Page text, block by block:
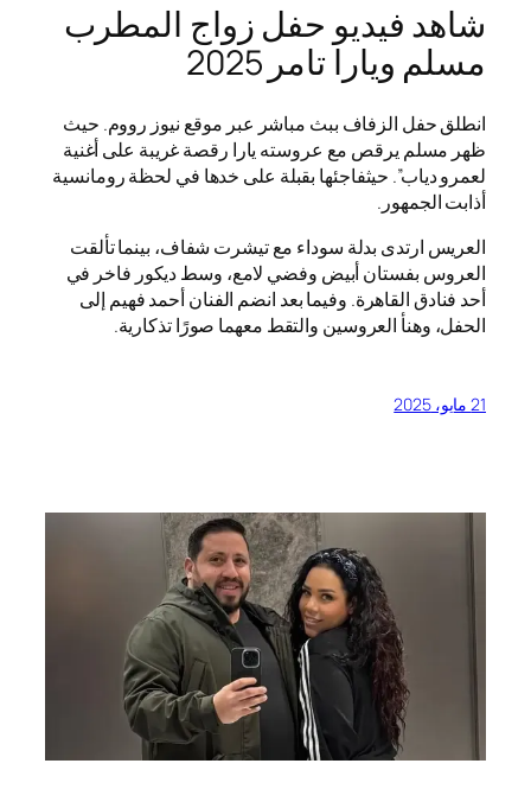
شاهد فيديو حفل زواج المطرب
مسلم ويارا تامر 2025
انطلق حفل الزفاف ببث مباشر عبر موقع نيوز رووم. حيث
ظهر مسلم يرقص مع عروسته يارا رقصة غريبة على أغنية
لعمرو دياب”. حيثفاجئها بقبلة على خدها في لحظة رومانسية
أذابت الجمهور.
العريس ارتدى بدلة سوداء مع تيشرت شفاف، بينما تألقت
العروس بفستان أبيض وفضي لامع، وسط ديكور فاخر في
أحد فنادق القاهرة. وفيما بعد انضم الفنان أحمد فهيم إلى
الحفل، وهنأ العروسين والتقط معهما صورًا تذكارية.
21 مايو، 2025